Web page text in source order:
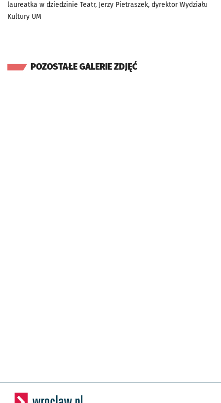
laureatka w dziedzinie Teatr, Jerzy Pietraszek, dyrektor Wydziału
Kultury UM
POZOSTAŁE GALERIE ZDJĘĆ